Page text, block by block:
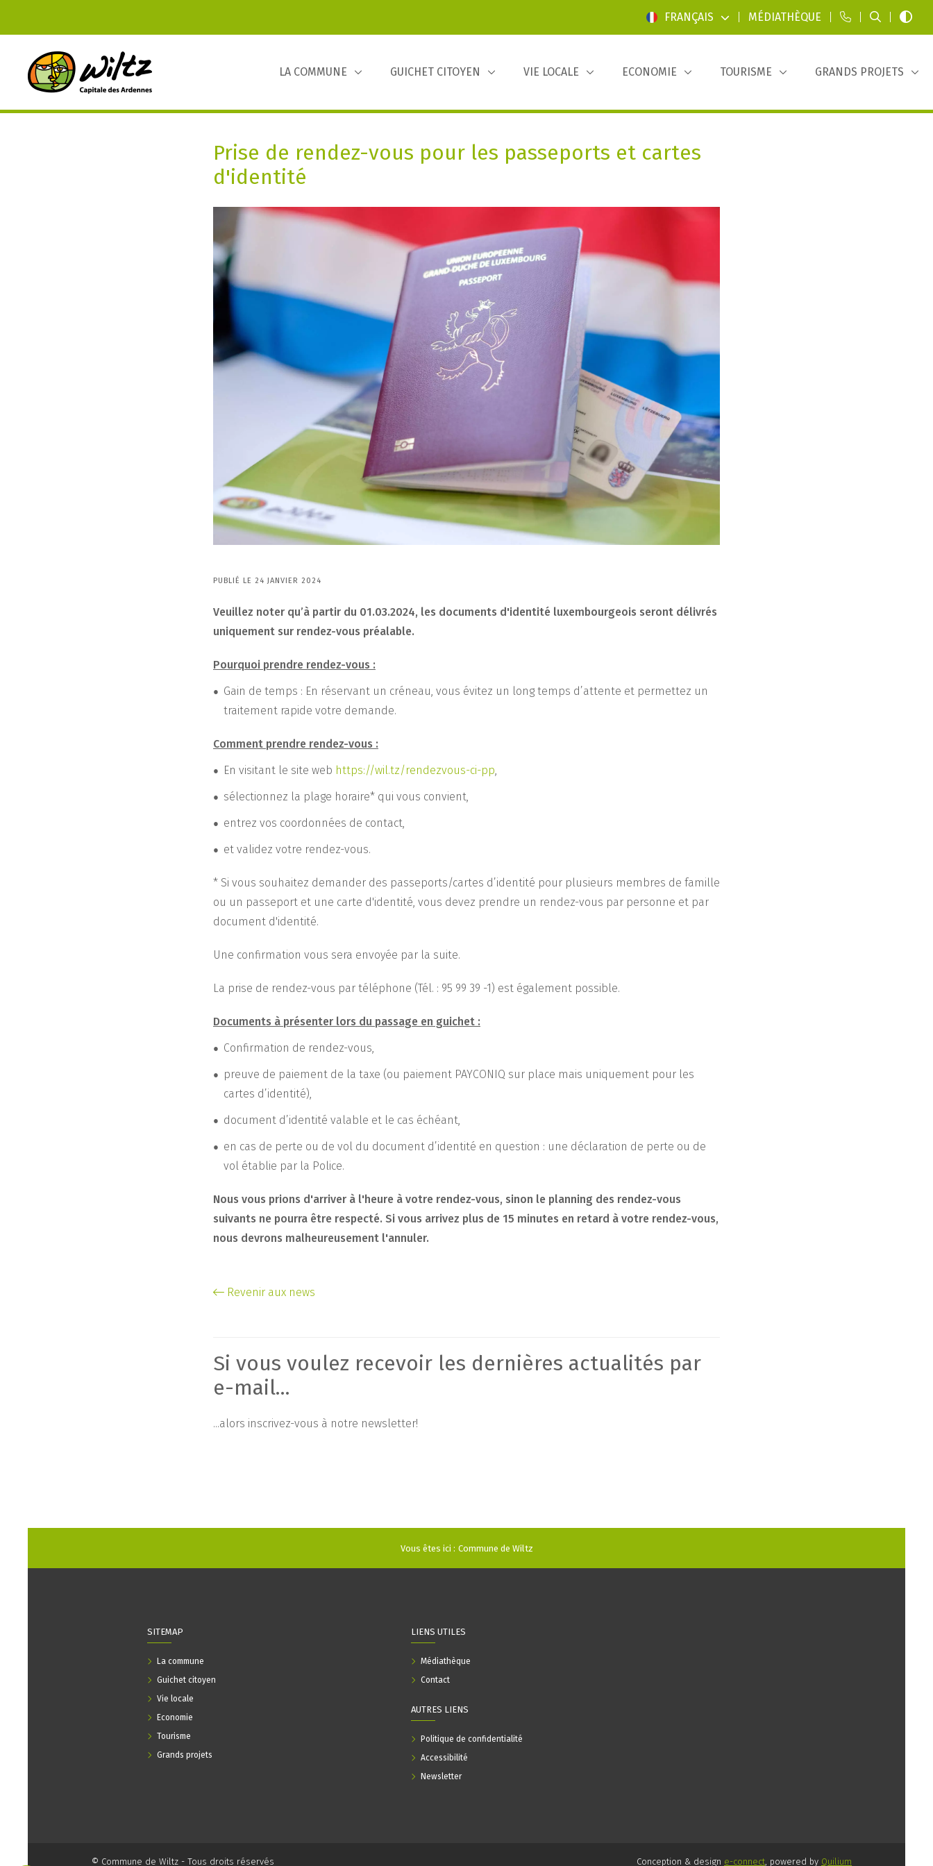
FRANÇAIS MÉDIATHÈQUE
LA COMMUNE GUICHET CITOYEN VIE LOCALE ECONOMIE TOURISME GRANDS PROJETS
Prise de rendez-vous pour les passeports et cartes
d'identité
PUBLIÉ LE 24 JANVIER 2024
Veuillez noter qu’à partir du 01.03.2024, les documents d'identité luxembourgeois seront délivrés
uniquement sur rendez-vous préalable.
Pourquoi prendre rendez-vous :
Gain de temps : En réservant un créneau, vous évitez un long temps d’attente et permettez un
traitement rapide votre demande.
Comment prendre rendez-vous :
En visitant le site web https://wil.tz/rendezvous-ci-pp
sélectionnez la plage horaire* qui vous convient,
entrez vos coordonnées de contact,
et validez votre rendez-vous.
* Si vous souhaitez demander des passeports/cartes d’identité pour plusieurs membres de famille
ou un passeport et une carte d'identité, vous devez prendre un rendez-vous par personne et par
document d'identité.
Une confirmation vous sera envoyée par la suite.
La prise de rendez-vous par téléphone (Tél. : 95 99 39 -1) est également possible.
Documents à présenter lors du passage en guichet :
Confirmation de rendez-vous,
preuve de paiement de la taxe (ou paiement PAYCONIQ sur place mais uniquement pour les
cartes d’identité),
document d’identité valable et le cas échéant,
en cas de perte ou de vol du document d’identité en question : une déclaration de perte ou de
vol établie par la Police.
Nous vous prions d'arriver à l'heure à votre rendez-vous, sinon le planning des rendez-vous
suivants ne pourra être respecté. Si vous arrivez plus de 15 minutes en retard à votre rendez-vous,
nous devrons malheureusement l'annuler.
Revenir aux news
Si vous voulez recevoir les dernières actualités par
e-mail...
...alors inscrivez-vous à notre newsletter!
Vous êtes ici : Commune de Wiltz
SITEMAP
La commune
Guichet citoyen
Vie locale
Economie
Tourisme
Grands projets
LIENS UTILES
Médiathèque
Contact
AUTRES LIENS
Politique de confidentialité
Accessibilité
Newsletter
© Commune de Wiltz - Tous droits réservés Conception & design e-connect , powered by Quilium